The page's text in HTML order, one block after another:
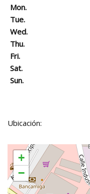
Mon.
Tue.
Wed.
Thu.
Fri.
Sat.
Sun.
Ubicación:
+
−